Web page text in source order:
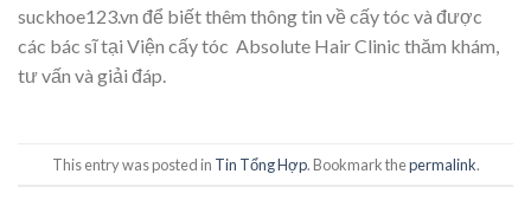
suckhoe123.vn để biết thêm thông tin về cấy tóc và được
các bác sĩ tại Viện cấy tóc Absolute Hair Clinic thăm khám,
tư vấn và giải đáp.
This entry was posted in Tin Tổng Hợp. Bookmark thepermalink.